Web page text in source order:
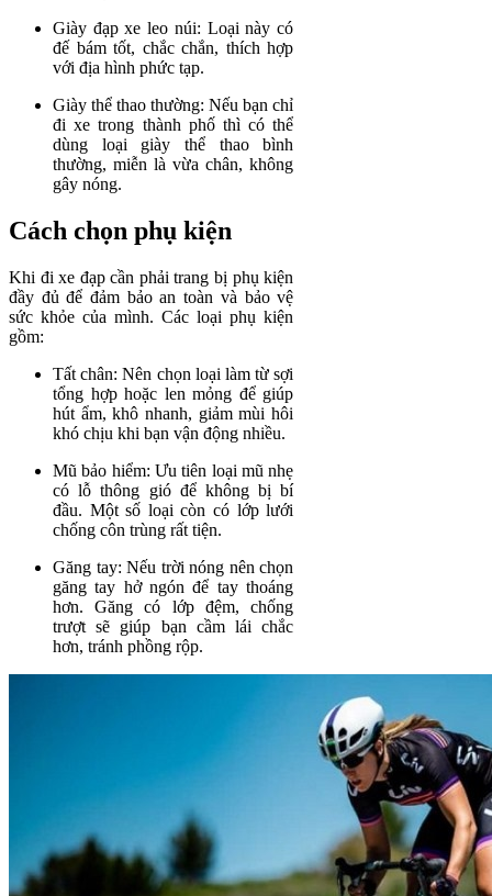
Giày đạp xe leo núi: Loại này có
đế bám tốt, chắc chắn, thích hợp
với địa hình phức tạp.
Giày thể thao thường: Nếu bạn chỉ
đi xe trong thành phố thì có thể
dùng loại giày thể thao bình
thường, miễn là vừa chân, không
gây nóng.
Cách chọn phụ kiện
Khi đi xe đạp cần phải trang bị phụ kiện
đầy đủ để đảm bảo an toàn và bảo vệ
sức khỏe của mình. Các loại phụ kiện
gồm:
Tất chân: Nên chọn loại làm từ sợi
tổng hợp hoặc len mỏng để giúp
hút ẩm, khô nhanh, giảm mùi hôi
khó chịu khi bạn vận động nhiều.
Mũ bảo hiểm: Ưu tiên loại mũ nhẹ
có lỗ thông gió để không bị bí
đầu. Một số loại còn có lớp lưới
chống côn trùng rất tiện.
Găng tay: Nếu trời nóng nên chọn
găng tay hở ngón để tay thoáng
hơn. Găng có lớp đệm, chống
trượt sẽ giúp bạn cầm lái chắc
hơn, tránh phồng rộp.